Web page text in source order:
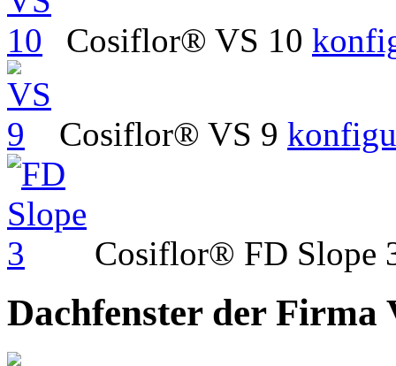
Cosiflor® VS 10
Cosiflor® VS 9
Cosiflor® FD Slope
Dachfenster der Firma